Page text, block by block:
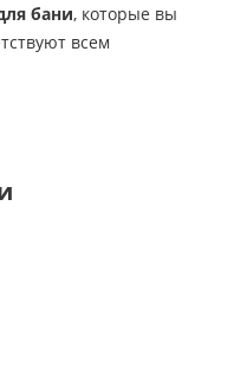
бани, которые вы
всем